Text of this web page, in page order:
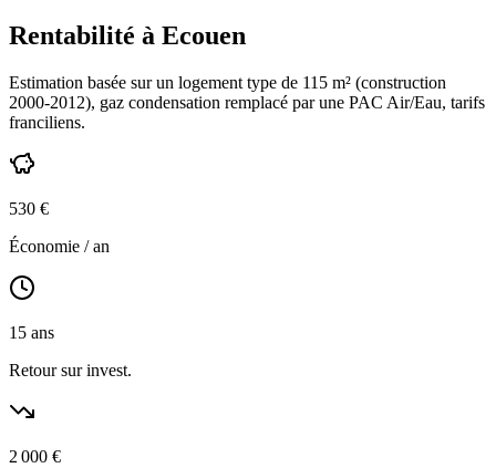
Rentabilité à Ecouen
Estimation basée sur un logement type de 115 m² (construction
2000-2012), gaz condensation remplacé par une PAC Air/Eau, tarifs
franciliens.
530 €
Économie / an
15 ans
Retour sur invest.
2 000 €